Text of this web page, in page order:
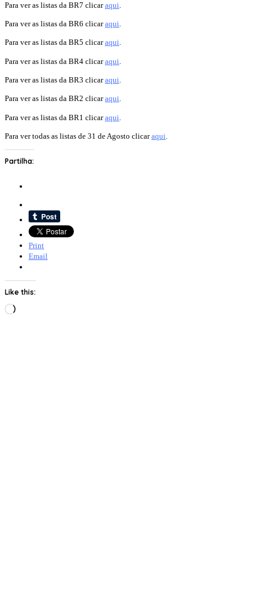
Para ver as listas da BR7 clicaraqui
Para ver as listas da BR6 clicaraqui
Para ver as listas da BR5 clicaraqui.
Para ver as listas da BR4 clicaraqui
Para ver as listas da BR3 clicaraqui
Para ver as listas da BR2 clicaraqui.
Para ver as listas da BR1 clicaraqui
Para ver todas as listas de 31 de Agosto clicaraqui
Partilha:
Print
Email
Like this:
Loading…